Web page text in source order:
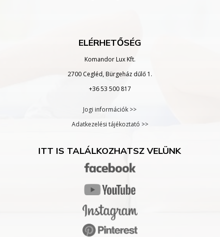
ELÉRHETŐSÉG
Komandor Lux Kft.
2700 Cegléd, Bürgeház dűlő 1.
+36 53 500 817
Jogi információk >>
Adatkezelési tájékoztató >>
ITT IS TALÁLKOZHATSZ VELÜNK